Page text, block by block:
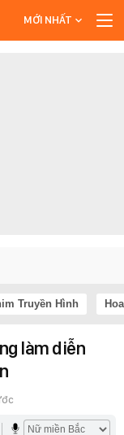
MỚI NHẤT
Truyền Hình
làm diễn